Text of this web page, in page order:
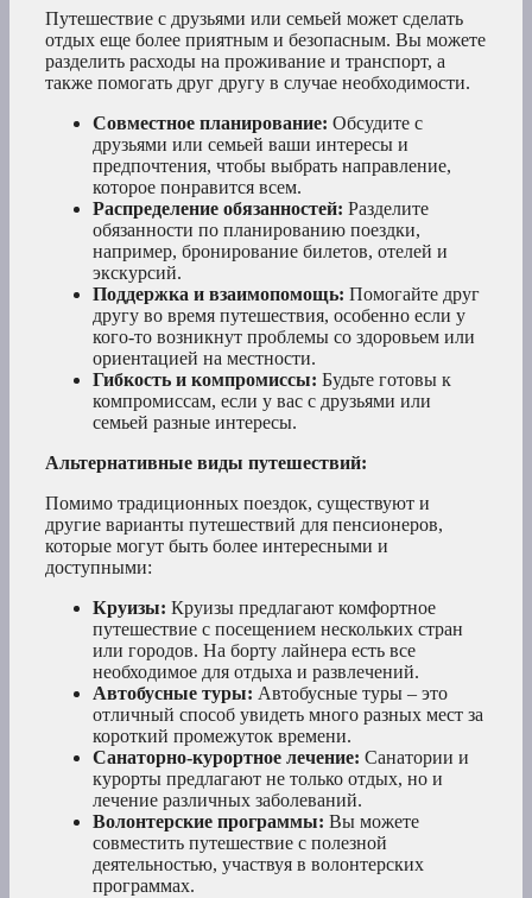
Путешествие с друзьями или семьей может сделать
отдых еще более приятным и безопасным. Вы можете
разделить расходы на проживание и транспорт, а
также помогать друг другу в случае необходимости.
Совместное планирование: Обсудите с
друзьями или семьей ваши интересы и
предпочтения, чтобы выбрать направление,
которое понравится всем.
Распределение обязанностей: Разделите
обязанности по планированию поездки,
например, бронирование билетов, отелей и
экскурсий.
Поддержка и взаимопомощь: Помогайте друг
другу во время путешествия, особенно если у
кого-то возникнут проблемы со здоровьем или
ориентацией на местности.
Гибкость и компромиссы: Будьте готовы к
компромиссам, если у вас с друзьями или
семьей разные интересы.
Альтернативные виды путешествий:
Помимо традиционных поездок, существуют и
другие варианты путешествий для пенсионеров,
которые могут быть более интересными и
доступными:
Круизы: Круизы предлагают комфортное
путешествие с посещением нескольких стран
или городов. На борту лайнера есть все
необходимое для отдыха и развлечений.
Автобусные туры: Автобусные туры – это
отличный способ увидеть много разных мест за
короткий промежуток времени.
Санаторно-курортное лечение: Санатории и
курорты предлагают не только отдых, но и
лечение различных заболеваний.
Волонтерские программы: Вы можете
совместить путешествие с полезной
деятельностью, участвуя в волонтерских
программах.